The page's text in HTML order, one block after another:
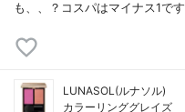
も、、？コスパはマイナス1で
LUNASOL(ルナソル)
カラーリンググレイズ